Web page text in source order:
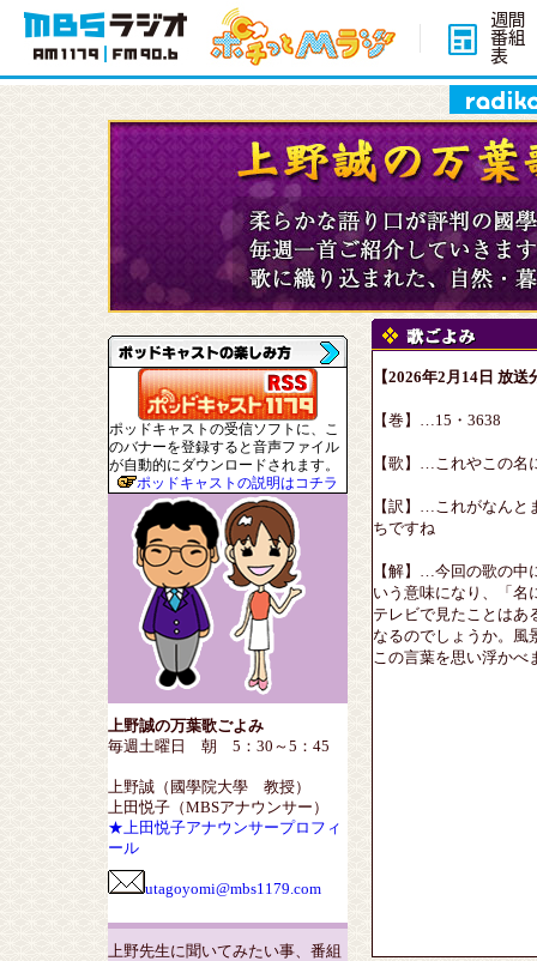
週間
番組
表
ポッドキャストの受信ソフトに、こ
のバナーを登録すると音声ファイル
が自動的にダウンロードされます。
ポッドキャストの説明はコチラ
上野誠の万葉歌ごよみ
毎週土曜日 朝 5：30～5：45
上野誠（國學院大學 教授）
上田悦子（MBSアナウンサー）
★上田悦子アナウンサープロフィ
ール
utagoyomi@mbs1179.com
上野先生に聞いてみたい事、番組
【2026年2月14日 放送
【巻】…15・3638
【歌】…これやこの名
【訳】…これがなんと
ちですね
【解】…今回の歌の中
いう意味になり、「名
テレビで見たことはあ
なるのでしょうか。風
この言葉を思い浮かべ